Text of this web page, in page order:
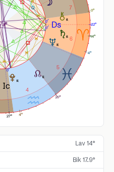
4
5
6
7
14°
4°
4°
29°
0°
22°
27°
Lav 14°
Bik 17.9°